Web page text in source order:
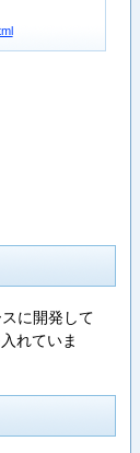
に開発して
れていま